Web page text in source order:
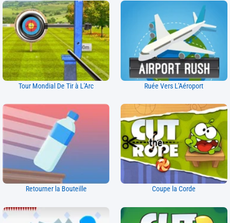
Tour Mondial De Tir à L'Arc Ruée Vers L'Aéroport
Retourner la Bouteille Coupe la Corde